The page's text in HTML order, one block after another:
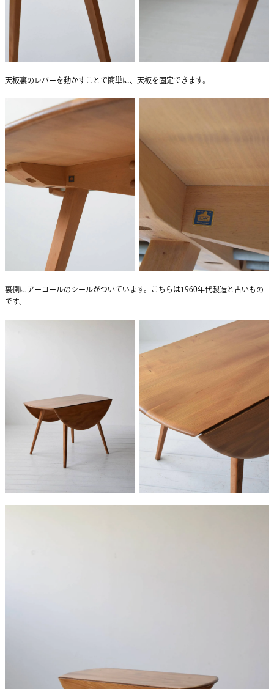
天板裏のレバーを動かすことで簡単に、天板を固定できます。
裏側にアーコールのシールがついています。こちらは1960年代製造と古いもの
です。